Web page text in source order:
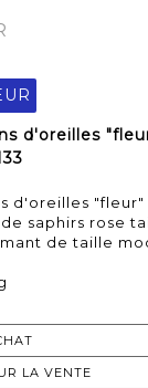
d'oreilles
d'oreilles "fleur"
saphirs rose
de taille
LA VENTE